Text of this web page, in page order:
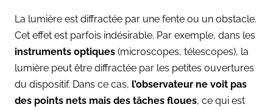
La lumière est diffractée par une fente ou un obstacle.
Cet effet est parfois indésirable. Par exemple, dans les
instruments optiques (microscopes, télescopes), la
lumière peut être diffractée par les petites ouvertures
du dispositif. Dans ce cas, l’observateur ne voit pas
des points nets mais des tâches floues, ce qui est